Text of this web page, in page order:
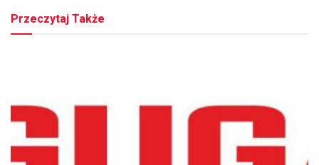
Przeczytaj Także